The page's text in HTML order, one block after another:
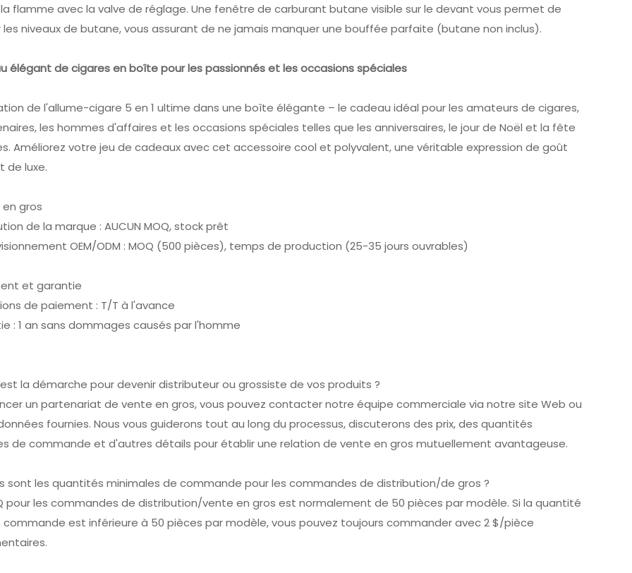
flamme avec la valve de réglage. Une fenêtre de carburant butane visible sur le devant vous permet de
les niveaux de butane, vous assurant de ne jamais manquer une bouffée parfaite (butane non inclus).
élégant de cigares en boîte pour les passionnés et les occasions spéciales
de l'allume-cigare 5 en 1 ultime dans une boîte élégante – le cadeau idéal pour les amateurs de cigares,
les hommes d'affaires et les occasions spéciales telles que les anniversaires, le jour de Noël et la fête
Améliorez votre jeu de cadeaux avec cet accessoire cool et polyvalent, une véritable expression de goût
de luxe.
gros
de la marque : AUCUN MOQ, stock prêt
OEM/ODM : MOQ (500 pièces), temps de production (25-35 jours ouvrables)
et garantie
de paiement : T/T à l'avance
: 1 an sans dommages causés par l'homme
est la démarche pour devenir distributeur ou grossiste de vos produits ?
un partenariat de vente en gros, vous pouvez contacter notre équipe commerciale via notre site Web ou
fournies. Nous vous guiderons tout au long du processus, discuterons des prix, des quantités
de commande et d'autres détails pour établir une relation de vente en gros mutuellement avantageuse.
sont les quantités minimales de commande pour les commandes de distribution/de gros ?
pour les commandes de distribution/vente en gros est normalement de 50 pièces par modèle. Si la quantité
est inférieure à 50 pièces par modèle, vous pouvez toujours commander avec 2 $/pièce